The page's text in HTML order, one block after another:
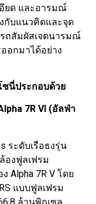
ยด และอารมณ์
กับแนวคิดและจุด
รถสัมผัสเจตนารมณ์
อกมาได้อย่าง
นี่ประกอบด้วย
7R VI (อัลฟ่า
ระดับเรือธงรุ่น
องฟูลเฟรม
Alpha 7R V โดย
แบบฟูลเฟรม